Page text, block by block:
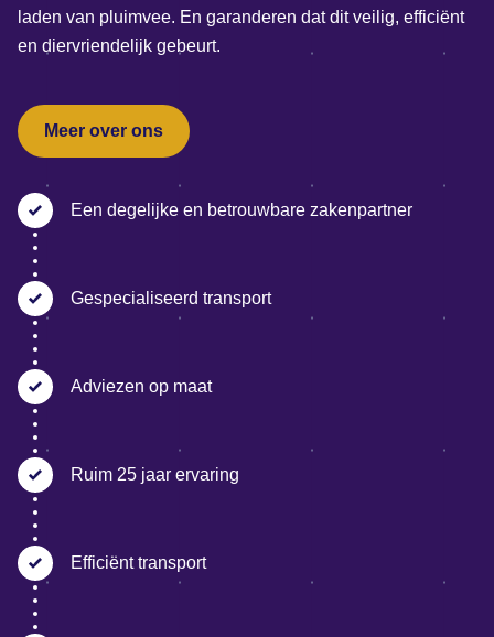
laden van pluimvee. En garanderen dat dit veilig, efficiënt
en diervriendelijk gebeurt.
Meer over ons
Een degelijke en betrouwbare zakenpartner
Gespecialiseerd transport
Adviezen op maat
Ruim 25 jaar ervaring
Efficiënt transport